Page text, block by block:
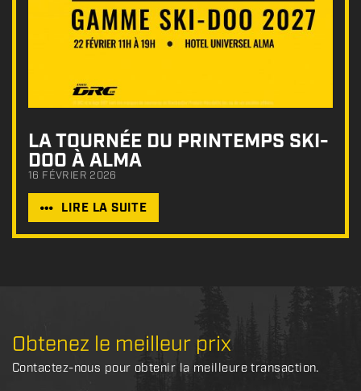
LA TOURNÉE DU PRINTEMPS SKI-
DOO À ALMA
16 FÉVRIER 2026
LIRE LA SUITE
Obtenez le meilleur prix
Contactez-nous pour obtenir la meilleure transaction.